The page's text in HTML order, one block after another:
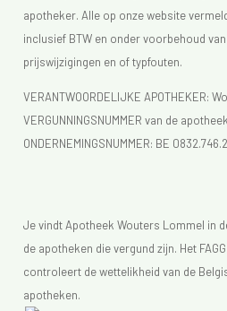
apotheker. Alle op onze website
inclusief BTW en onder voorbehoud van
prijswijzigingen en of typfouten.
VERANTWOORDELIJKE APOTHEKER:
VERGUNNINGSNUMMER van de
ONDERNEMINGSNUMMER: BE
Je vindt Apotheek Wouters Lommel in
de apotheken die vergund zijn. Het FAGG
controleert de wettelikheid van de
apotheken.